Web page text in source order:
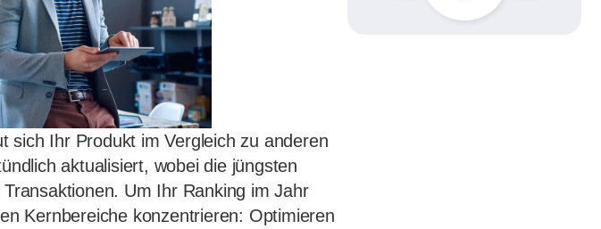
sich Ihr Produkt im Vergleich zu anderen
aktualisiert, wobei die jüngsten
Um Ihr Ranking im Jahr
Kernbereiche konzentrieren: Optimieren